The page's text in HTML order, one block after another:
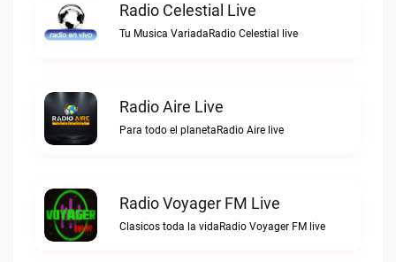
Radio Celestial Live
Tu Musica VariadaRadio Celestial live
Radio Aire Live
Para todo el planetaRadio Aire live
Radio Voyager FM Live
Clasicos toda la vidaRadio Voyager FM live